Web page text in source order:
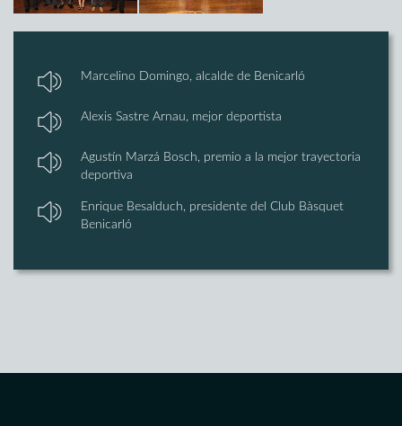
Marcelino Domingo, alcalde de Benicarló
Alexis Sastre Arnau, mejor deportista
Agustín Marzá Bosch, premio a la mejor trayectoria
deportiva
Enrique Besalduch, presidente del Club Bàsquet
Benicarló